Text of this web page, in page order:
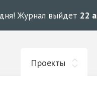
Журнал выйдет 22
Проекты